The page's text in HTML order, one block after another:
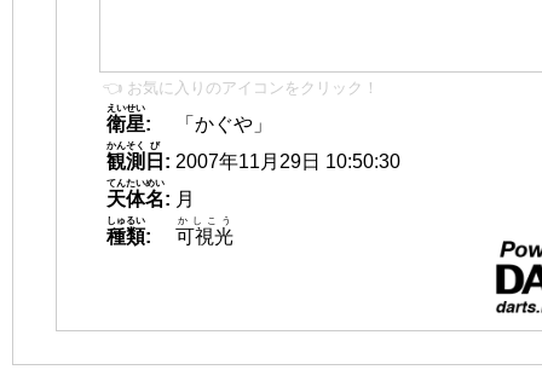
👈 お気に入りのアイコンをクリック！
衛星
えいせい
:
「かぐや」
観測
かんそく
日
び
: 2007年11月29日 10:50:30
天体名
てんたいめい
: 月
種類
しゅるい
: 可視光
かしこう